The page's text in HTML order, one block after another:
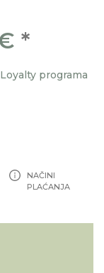
*
programa
NAČINI
PLAĆANJA